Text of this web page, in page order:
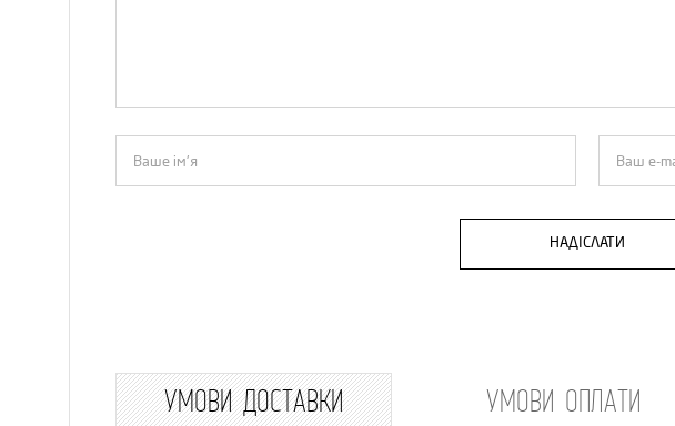
НАДІСЛАТИ
УМОВИ ДОСТАВКИ УМОВИ ОПЛАТИ